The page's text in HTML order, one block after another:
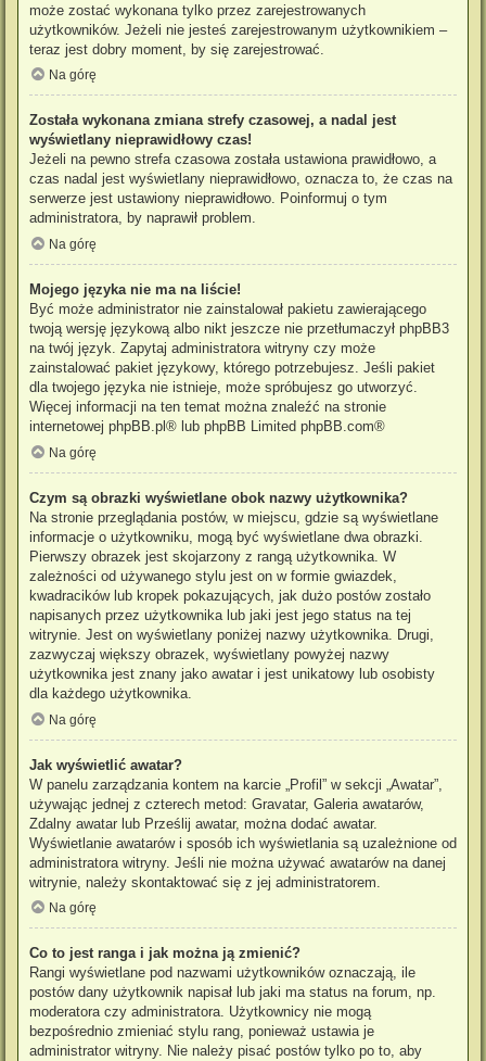
może zostać wykonana tylko przez zarejestrowanych
użytkowników. Jeżeli nie jesteś zarejestrowanym użytkownikiem –
teraz jest dobry moment, by się zarejestrować.
Na górę
Została wykonana zmiana strefy czasowej, a nadal jest
wyświetlany nieprawidłowy czas!
Jeżeli na pewno strefa czasowa została ustawiona prawidłowo, a
czas nadal jest wyświetlany nieprawidłowo, oznacza to, że czas na
serwerze jest ustawiony nieprawidłowo. Poinformuj o tym
administratora, by naprawił problem.
Na górę
Mojego języka nie ma na liście!
Być może administrator nie zainstalował pakietu zawierającego
twoją wersję językową albo nikt jeszcze nie przetłumaczył phpBB3
na twój język. Zapytaj administratora witryny czy może
zainstalować pakiet językowy, którego potrzebujesz. Jeśli pakiet
dla twojego języka nie istnieje, może spróbujesz go utworzyć.
Więcej informacji na ten temat można znaleźć na stronie
internetowej phpBB.pl ® lub phpBB Limited phpBB.com®
Na górę
Czym są obrazki wyświetlane obok nazwy użytkownika?
Na stronie przeglądania postów, w miejscu, gdzie są wyświetlane
informacje o użytkowniku, mogą być wyświetlane dwa obrazki.
Pierwszy obrazek jest skojarzony z rangą użytkownika. W
zależności od używanego stylu jest on w formie gwiazdek,
kwadracików lub kropek pokazujących, jak dużo postów zostało
napisanych przez użytkownika lub jaki jest jego status na tej
witrynie. Jest on wyświetlany poniżej nazwy użytkownika. Drugi,
zazwyczaj większy obrazek, wyświetlany powyżej nazwy
użytkownika jest znany jako awatar i jest unikatowy lub osobisty
dla każdego użytkownika.
Na górę
Jak wyświetlić awatar?
W panelu zarządzania kontem na karcie „Profil” w sekcji „Awatar”,
używając jednej z czterech metod: Gravatar, Galeria awatarów,
Zdalny awatar lub Prześlij awatar, można dodać awatar.
Wyświetlanie awatarów i sposób ich wyświetlania są uzależnione od
administratora witryny. Jeśli nie można używać awatarów na danej
witrynie, należy skontaktować się z jej administratorem.
Na górę
Co to jest ranga i jak można ją zmienić?
Rangi wyświetlane pod nazwami użytkowników oznaczają, ile
postów dany użytkownik napisał lub jaki ma status na forum, np.
moderatora czy administratora. Użytkownicy nie mogą
bezpośrednio zmieniać stylu rang, ponieważ ustawia je
administrator witryny. Nie należy pisać postów tylko po to, aby